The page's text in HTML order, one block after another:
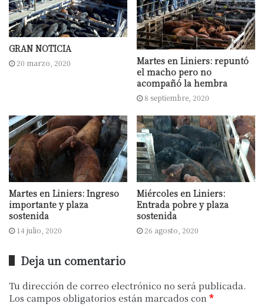
GRAN NOTICIA
20 marzo, 2020
Martes en Liniers: repuntó
el macho pero no
acompañó la hembra
8 septiembre, 2020
Martes en Liniers: Ingreso
importante y plaza
sostenida
14 julio, 2020
Miércoles en Liniers:
Entrada pobre y plaza
sostenida
26 agosto, 2020
Deja un comentario
Tu dirección de correo electrónico no será publicada.
Los campos obligatorios están marcados con *